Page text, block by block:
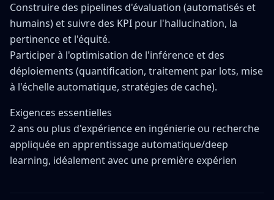
Construire des pipelines d'évaluation (automatisés et
humains) et suivre des KPI pour l'hallucination, la
pertinence et l'équité.
Participer à l'optimisation de l'inférence et des
déploiements (quantification, traitement par lots, mise
à l'échelle automatique, stratégies de cache).
Exigences essentielles
2 ans ou plus d'expérience en ingénierie ou recherche
appliquée en apprentissage automatique/deep
learning, idéalement avec une première expérien